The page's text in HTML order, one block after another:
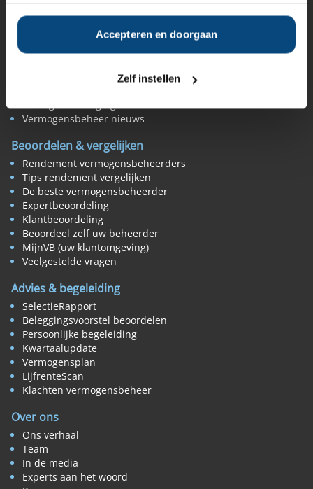
Accepteren en doorgaan
Zelf instellen
Vermogensbeheerders per regio
Zelfstandige vermogensbeheerders
Online vermogensbeheerders
Niet meer actieve beheerders
Vermogensbeheer nieuws
Beoordelen & vergelijken
Rendement vermogensbeheerders
Tips rendement vergelijken
De beste vermogensbeheerder
Expertbeoordeling
Klantbeoordeling
Beoordeel zelf uw beheerder
MijnVB (uw klantomgeving)
Veelgestelde vragen
Advies & begeleiding
SelectieRapport
Beleggingsvoorstel beoordelen
Persoonlijke begeleiding
Kwartaalupdate
Vermogensplan
LijfrenteScan
Klachten vermogensbeheer
Over ons
Ons verhaal
Team
In de media
Experts aan het woord